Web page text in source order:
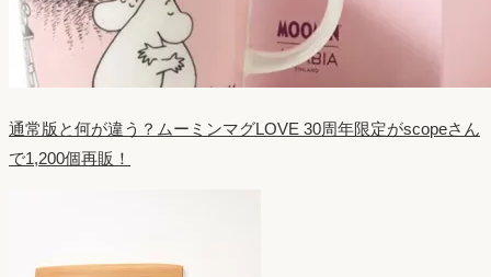
通常版と何が違う？ムーミンマグLOVE 30周年限定がscopeさん
で1,200個再販！